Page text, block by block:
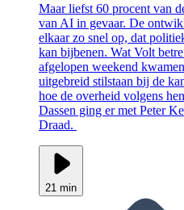
Maar liefst 60 procent van
van AI in gevaar. De
elkaar zo snel op, dat
kan bijbenen. Wat Volt
afgelopen weekend
uitgebreid stilstaan bij de
hoe de overheid volgens
Dassen ging er met Peter
Draad.
21 min